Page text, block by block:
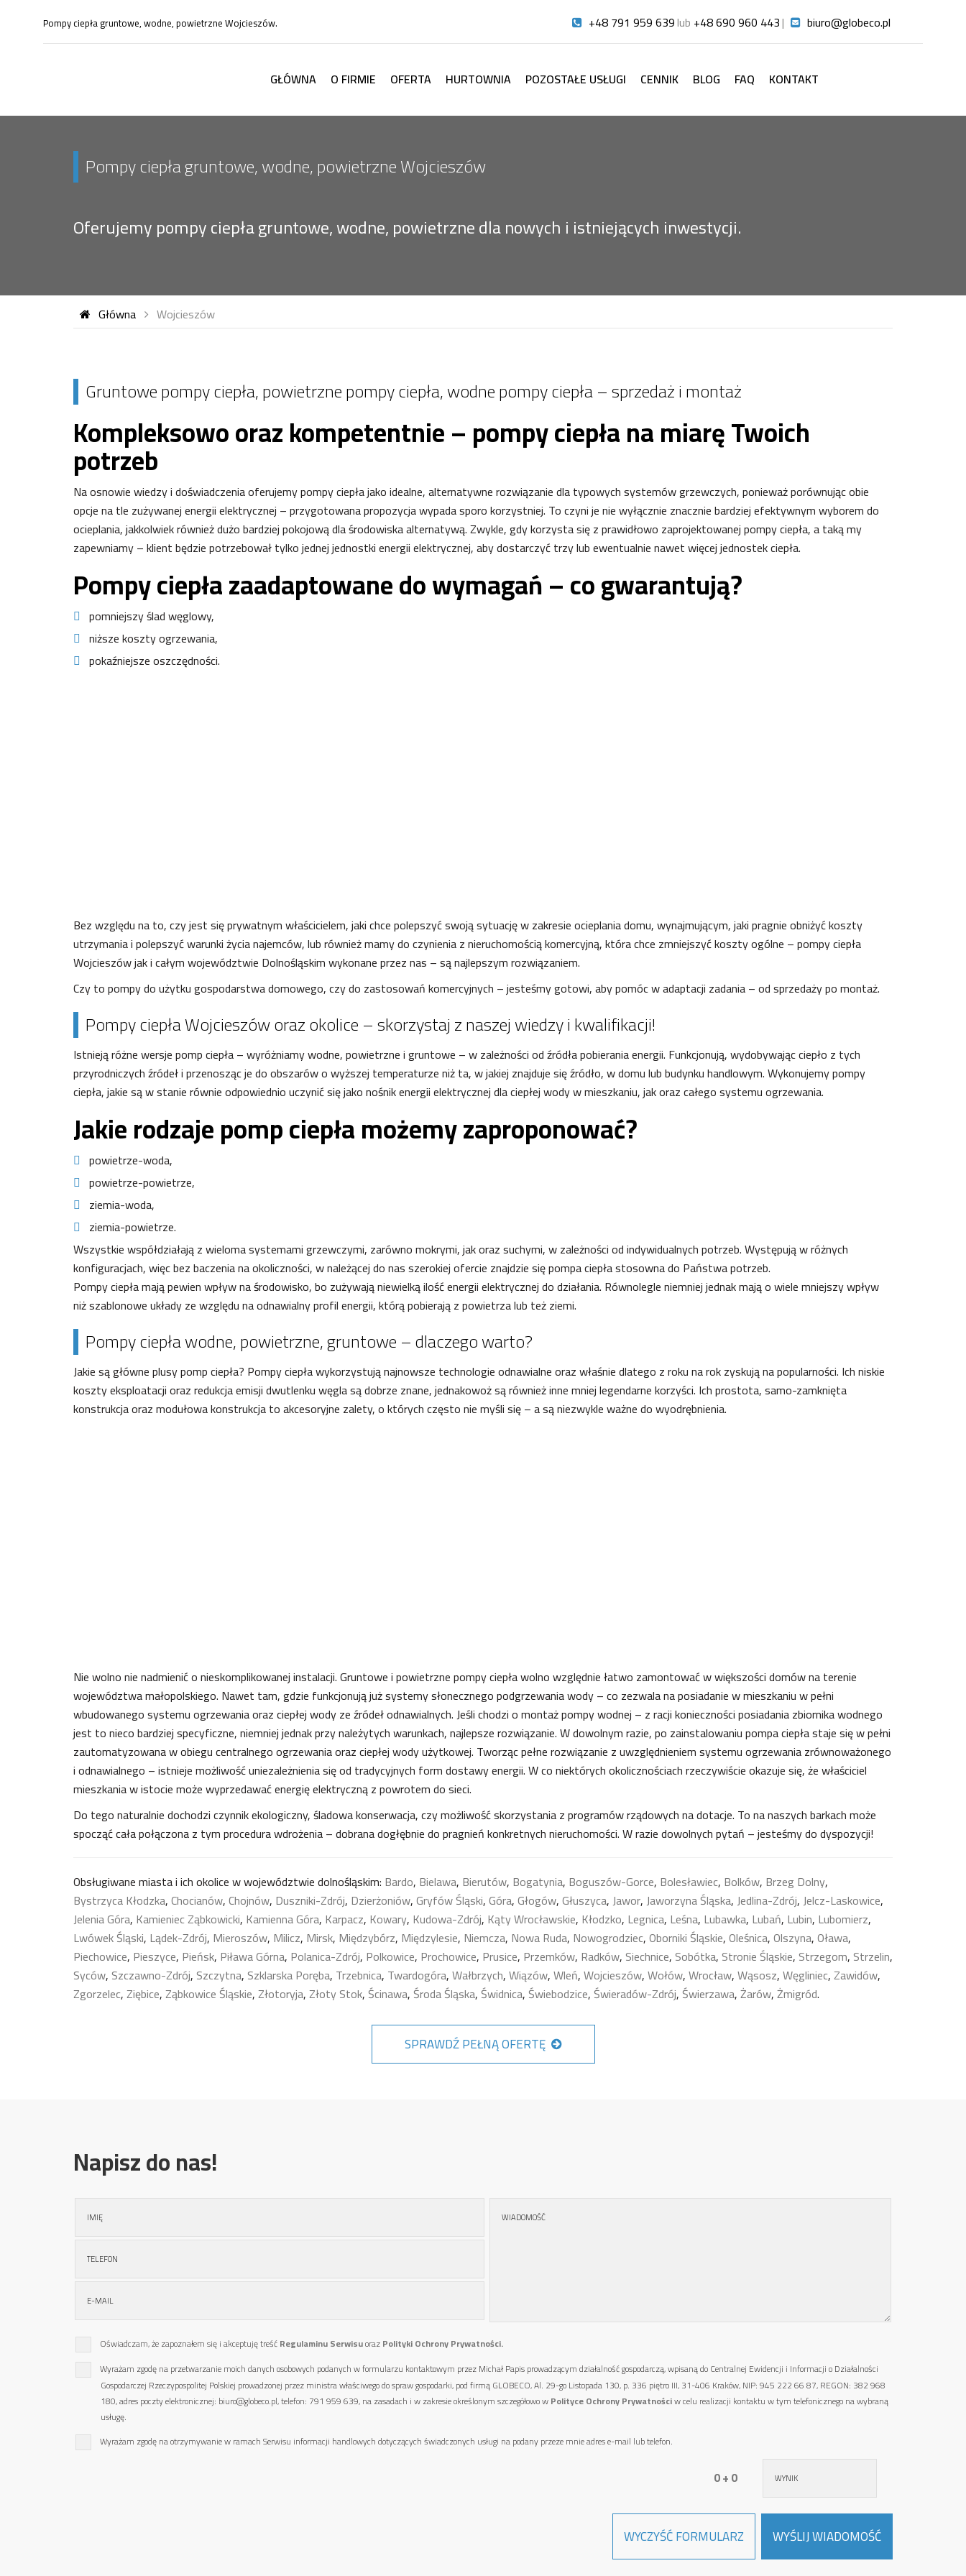
Pompy ciepła gruntowe, wodne, powietrzne Wojcieszów. +48 791 959 639lub +48 690 960 443| biuro@globeco.pl
GŁÓWNA O FIRMIE OFERTA HURTOWNIA POZOSTAŁE USŁUGI CENNIK BLOG FAQ KONTAKT
Pompy ciepła gruntowe, wodne, powietrzne Wojcieszów
Oferujemy pompy ciepła gruntowe, wodne, powietrzne dla nowych i istniejących inwestycji.
Główna Wojcieszów
Gruntowe pompy ciepła, powietrzne pompy ciepła, wodne pompy ciepła – sprzedaż i montaż
Kompleksowo oraz kompetentnie – pompy ciepła na miarę Twoich
potrzeb
Na osnowie wiedzy i doświadczenia oferujemy pompy ciepła jako idealne, alternatywne rozwiązanie dla typowych systemów grzewczych, ponieważ porównując obie
opcje na tle zużywanej energii elektrycznej – przygotowana propozycja wypada sporo korzystniej. To czyni je nie wyłącznie znacznie bardziej efektywnym wyborem do
ocieplania, jakkolwiek również dużo bardziej pokojową dla środowiska alternatywą. Zwykle, gdy korzysta się z prawidłowo zaprojektowanej pompy ciepła, a taką my
zapewniamy – klient będzie potrzebował tylko jednej jednostki energii elektrycznej, aby dostarczyć trzy lub ewentualnie nawet więcej jednostek ciepła.
Pompy ciepła zaadaptowane do wymagań – co gwarantują?
pomniejszy ślad węglowy,
niższe koszty ogrzewania,
pokaźniejsze oszczędności.
Bez względu na to, czy jest się prywatnym właścicielem, jaki chce polepszyć swoją sytuację w zakresie ocieplania domu, wynajmującym, jaki pragnie obniżyć koszty
utrzymania i polepszyć warunki życia najemców, lub również mamy do czynienia z nieruchomością komercyjną, która chce zmniejszyć koszty ogólne – pompy ciepła
Wojcieszów jak i całym województwie Dolnośląskim wykonane przez nas – są najlepszym rozwiązaniem.
Czy to pompy do użytku gospodarstwa domowego, czy do zastosowań komercyjnych – jesteśmy gotowi, aby pomóc w adaptacji zadania – od sprzedaży po montaż.
Pompy ciepła Wojcieszów oraz okolice – skorzystaj z naszej wiedzy i kwalifikacji!
Istnieją różne wersje pomp ciepła – wyróżniamy wodne, powietrzne i gruntowe – w zależności od źródła pobierania energii. Funkcjonują, wydobywając ciepło z tych
przyrodniczych źródeł i przenosząc je do obszarów o wyższej temperaturze niż ta, w jakiej znajduje się źródło, w domu lub budynku handlowym. Wykonujemy pompy
ciepła, jakie są w stanie równie odpowiednio uczynić się jako nośnik energii elektrycznej dla ciepłej wody w mieszkaniu, jak oraz całego systemu ogrzewania.
Jakie rodzaje pomp ciepła możemy zaproponować?
powietrze-woda,
powietrze-powietrze,
ziemia-woda,
ziemia-powietrze.
Wszystkie współdziałają z wieloma systemami grzewczymi, zarówno mokrymi, jak oraz suchymi, w zależności od indywidualnych potrzeb. Występują w różnych
konfiguracjach, więc bez baczenia na okoliczności, w należącej do nas szerokiej ofercie znajdzie się pompa ciepła stosowna do Państwa potrzeb.
Pompy ciepła mają pewien wpływ na środowisko, bo zużywają niewielką ilość energii elektrycznej do działania. Równolegle niemniej jednak mają o wiele mniejszy wpływ
niż szablonowe układy ze względu na odnawialny profil energii, którą pobierają z powietrza lub też ziemi.
Pompy ciepła wodne, powietrzne, gruntowe – dlaczego warto?
Jakie są główne plusy pomp ciepła? Pompy ciepła wykorzystują najnowsze technologie odnawialne oraz właśnie dlatego z roku na rok zyskują na popularności. Ich niskie
koszty eksploatacji oraz redukcja emisji dwutlenku węgla są dobrze znane, jednakowoż są również inne mniej legendarne korzyści. Ich prostota, samo-zamknięta
konstrukcja oraz modułowa konstrukcja to akcesoryjne zalety, o których często nie myśli się – a są niezwykle ważne do wyodrębnienia.
Nie wolno nie nadmienić o nieskomplikowanej instalacji. Gruntowe i powietrzne pompy ciepła wolno względnie łatwo zamontować w większości domów na terenie
województwa małopolskiego. Nawet tam, gdzie funkcjonują już systemy słonecznego podgrzewania wody – co zezwala na posiadanie w mieszkaniu w pełni
wbudowanego systemu ogrzewania oraz ciepłej wody ze źródeł odnawialnych. Jeśli chodzi o montaż pompy wodnej – z racji konieczności posiadania zbiornika wodnego
jest to nieco bardziej specyficzne, niemniej jednak przy należytych warunkach, najlepsze rozwiązanie. W dowolnym razie, po zainstalowaniu pompa ciepła staje się w pełni
zautomatyzowana w obiegu centralnego ogrzewania oraz ciepłej wody użytkowej. Tworząc pełne rozwiązanie z uwzględnieniem systemu ogrzewania zrównoważonego
i odnawialnego – istnieje możliwość uniezależnienia się od tradycyjnych form dostawy energii. W co niektórych okolicznościach rzeczywiście okazuje się, że właściciel
mieszkania w istocie może wyprzedawać energię elektryczną z powrotem do sieci.
Do tego naturalnie dochodzi czynnik ekologiczny, śladowa konserwacja, czy możliwość skorzystania z programów rządowych na dotacje. To na naszych barkach może
spocząć cała połączona z tym procedura wdrożenia – dobrana dogłębnie do pragnień konkretnych nieruchomości. W razie dowolnych pytań – jesteśmy do dyspozycji!
Obsługiwane miasta i ich okolice w województwie dolnośląskim: Bardo, Bielawa, Bierutów, Bogatynia, Boguszów-Gorce, Bolesławiec, Bolków, Brzeg Dolny,
Bystrzyca Kłodzka,Chocianów,Chojnów, Duszniki-Zdrój, Dzierżoniów,Gryfów Śląski,Góra,Głogów,Głuszyca,Jawor,Jaworzyna Śląska,Jedlina-Zdrój,Jelcz-Laskowice,
Jelenia Góra, Kamieniec Ząbkowicki, Kamienna Góra, Karpacz, Kowary, Kudowa-Zdrój, Kąty Wrocławskie, Kłodzko, Legnica, Leśna, Lubawka, Lubań, Lubin, Lubomierz,
Lwówek Śląski, Lądek-Zdrój, Mieroszów, Milicz, Mirsk, Międzybórz, Międzylesie, Niemcza, Nowa Ruda, Nowogrodziec,Oborniki Śląskie,Oleśnica,Olszyna,Oława,
Piechowice, Pieszyce, Pieńsk, Piława Górna, Polanica-Zdrój, Polkowice, Prochowice, Prusice, Przemków, Radków,Siechnice,Sobótka,Stronie Śląskie,Strzegom,Strzelin,
Syców,Szczawno-Zdrój,Szczytna,Szklarska Poręba, Trzebnica, Twardogóra,Wałbrzych,Wiązów,Wleń,Wojcieszów,Wołów,Wrocław,Wąsosz,Węgliniec,Zawidów,
Zgorzelec,Ziębice,Ząbkowice Śląskie,Złotoryja,Złoty Stok,Ścinawa,Środa Śląska,Świdnica,Świebodzice,Świeradów-Zdrój,Świerzawa,Żarów,Żmigród.
SPRAWDŹ PEŁNĄ OFERTĘ
Napisz do nas!
Oświadczam, że zapoznałem się i akceptuję treśćRegulaminu SerwisuorazPolityki Ochrony Prywatności.
Wyrażam zgodę na przetwarzanie moich danych osobowych podanych w formularzu kontaktowym przez Michał Papis prowadzącym działalność gospodarczą, wpisaną do Centralnej Ewidencji i Informacji o Działalności
Gospodarczej Rzeczypospolitej Polskiej prowadzonej przez ministra właściwego do spraw gospodarki, pod firmą GLOBECO, Al. 29-go Listopada 130, p. 336 piętro III, 31-406 Kraków, NIP: 945 222 66 87, REGON: 382 968
180, adres poczty elektronicznej: biuro@globeco.pl, telefon: 791 959 639, na zasadach i w zakresie określonym szczegółowo wPolityce Ochrony Prywatnościw celu realizacji kontaktu w tym telefonicznego na wybraną
usługę.
Wyrażam zgodę na otrzymywanie w ramach Serwisu informacji handlowych dotyczących świadczonych usługi na podany przeze mnie adres e-mail lub telefon.
0 + 0